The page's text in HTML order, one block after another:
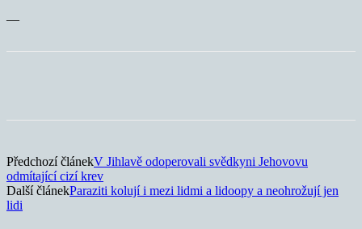
—
Předchozí článekV Jihlavě odoperovali svědkyni Jehovovu
odmítající cizí krev
Další článekParaziti kolují i mezi lidmi a lidoopy a neohrožují jen
lidi